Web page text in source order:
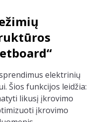
elektrinių
Šios funkcijos leidžia:
likusį įkrovimo
įkrovimo